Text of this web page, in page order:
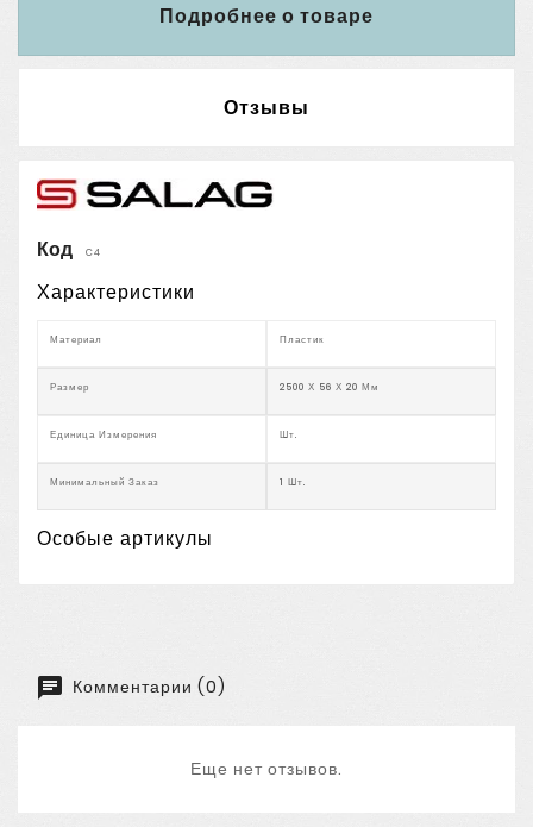
Подробнее о товаре
Отзывы
Код C4
Характеристики
Материал Пластик
Размер 2500 Х 56 Х 20 Мм
Единица Измерения Шт.
Минимальный Заказ 1 Шт.
Особые артикулы
Комментарии (0)
Еще нет отзывов.